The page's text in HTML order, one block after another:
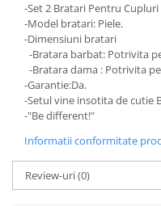
-Set 2 Bratari Pentru Cupluri
-Model bratari: Piele.
-Dimensiuni bratari
-Bratara barbat: Potrivita
-Bratara dama : Potrivita
-Garantie:Da.
-Setul vine insotita de cutie
-"Be different!"
Informatii conformitate
Review-uri(0)